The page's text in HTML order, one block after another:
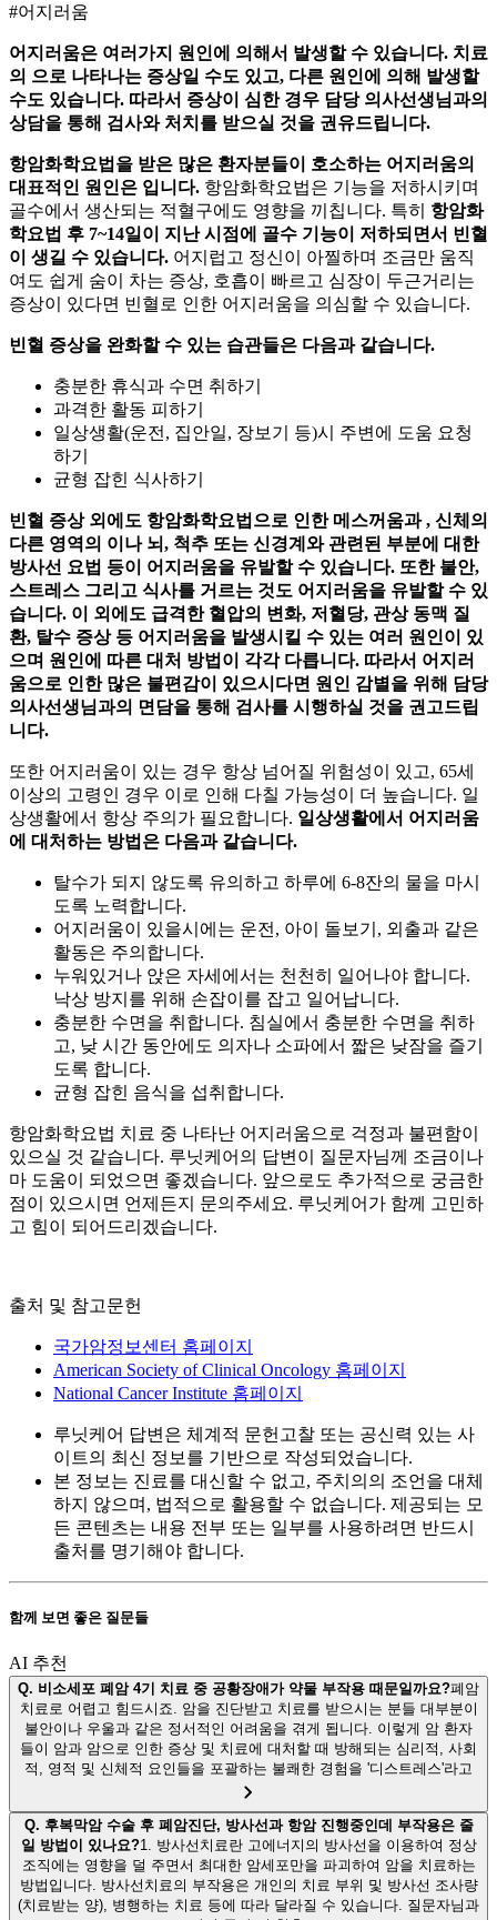
#어지러움
어지러움은 여러가지 원인에 의해서 발생할 수 있습니다. 치료
의 으로 나타나는 증상일 수도 있고, 다른 원인에 의해 발생할
수도 있습니다. 따라서 증상이 심한 경우 담당 의사선생님과의
상담을 통해 검사와 처치를 받으실 것을 권유드립니다.
항암화학요법을 받은 많은 환자분들이 호소하는 어지러움의
대표적인 원인은 입니다. 항암화학요법은 기능을 저하시키며
골수에서 생산되는 적혈구에도 영향을 끼칩니다. 특히 항암화
학요법 후 7~14일이 지난 시점에 골수 기능이 저하되면서 빈혈
이 생길 수 있습니다. 어지럽고 정신이 아찔하며 조금만 움직
여도 쉽게 숨이 차는 증상, 호흡이 빠르고 심장이 두근거리는
증상이 있다면 빈혈로 인한 어지러움을 의심할 수 있습니다.
빈혈 증상을 완화할 수 있는 습관들은 다음과 같습니다.
충분한 휴식과 수면 취하기
과격한 활동 피하기
일상생활(운전, 집안일, 장보기 등)시 주변에 도움 요청
하기
균형 잡힌 식사하기
빈혈 증상 외에도 항암화학요법으로 인한 메스꺼움과, 신체의
다른 영역의 이나 뇌, 척추 또는 신경계와 관련된 부분에 대한
방사선 요법 등이 어지러움을 유발할 수 있습니다. 또한 불안,
스트레스 그리고 식사를 거르는 것도 어지러움을 유발할 수 있
습니다. 이 외에도 급격한 혈압의 변화, 저혈당, 관상 동맥 질
환, 탈수 증상 등 어지러움을 발생시킬 수 있는 여러 원인이 있
으며 원인에 따른 대처 방법이 각각 다릅니다. 따라서 어지러
움으로 인한 많은 불편감이 있으시다면 원인 감별을 위해 담당
의사선생님과의 면담을 통해 검사를 시행하실 것을 권고드립
니다.
또한 어지러움이 있는 경우 항상 넘어질 위험성이 있고, 65세
이상의 고령인 경우 이로 인해 다칠 가능성이 더 높습니다. 일
상생활에서 항상 주의가 필요합니다. 일상생활에서 어지러움
에 대처하는 방법은 다음과 같습니다.
탈수가 되지 않도록 유의하고 하루에 6-8잔의 물을 마시
도록 노력합니다.
어지러움이 있을시에는 운전, 아이 돌보기, 외출과 같은
활동은 주의합니다.
누워있거나 앉은 자세에서는 천천히 일어나야 합니다.
낙상 방지를 위해 손잡이를 잡고 일어납니다.
충분한 수면을 취합니다. 침실에서 충분한 수면을 취하
고, 낮 시간 동안에도 의자나 소파에서 짧은 낮잠을 즐기
도록 합니다.
균형 잡힌 음식을 섭취합니다.
항암화학요법 치료 중 나타난 어지러움으로 걱정과 불편함이
있으실 것 같습니다. 루닛케어의 답변이 질문자님께 조금이나
마 도움이 되었으면 좋겠습니다. 앞으로도 추가적으로 궁금한
점이 있으시면 언제든지 문의주세요. 루닛케어가 함께 고민하
고 힘이 되어드리겠습니다.
출처 및 참고문헌
국가암정보센터 홈페이지
American Society of Clinical Oncology 홈페이지
National Cancer Institute 홈페이지
루닛케어 답변은 체계적 문헌고찰 또는 공신력 있는 사
이트의 최신 정보를 기반으로 작성되었습니다.
본 정보는 진료를 대신할 수 없고, 주치의의 조언을 대체
하지 않으며, 법적으로 활용할 수 없습니다. 제공되는 모
든 콘텐츠는 내용 전부 또는 일부를 사용하려면 반드시
출처를 명기해야 합니다.
함께 보면 좋은 질문들
AI 추천
Q. 비소세포 폐암 4기 치료 중 공황장애가 약물 부작용 때문일까요?폐암
치료로 어렵고 힘드시죠. 암을 진단받고 치료를 받으시는 분들 대부분이
불안이나 우울과 같은 정서적인 어려움을 겪게 됩니다. 이렇게 암 환자
들이 암과 암으로 인한 증상 및 치료에 대처할 때 방해되는 심리적, 사회
적, 영적 및 신체적 요인들을 포괄하는 불쾌한 경험을 '디스트레스'라고
Q. 후복막암 수술 후 폐암진단, 방사선과 항암 진행중인데 부작용은 줄
일 방법이 있나요?1. 방사선치료란 고에너지의 방사선을 이용하여 정상
조직에는 영향을 덜 주면서 최대한 암세포만을 파괴하여 암을 치료하는
방법입니다. 방사선치료의 부작용은 개인의 치료 부위 및 방사선 조사량
(치료받는 양), 병행하는 치료 등에 따라 달라질 수 있습니다. 질문자님과